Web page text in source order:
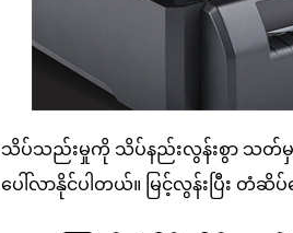
သိပ်သည်းမှုကို သိပ်နည်းလွန်းစွာ သတ်မှ
ပေါ်လာနိုင်ပါတယ်။ မြင့်လွန်းပြီး တံဆိ